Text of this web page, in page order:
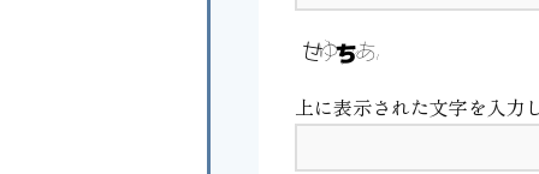
上に表示された文字を入力